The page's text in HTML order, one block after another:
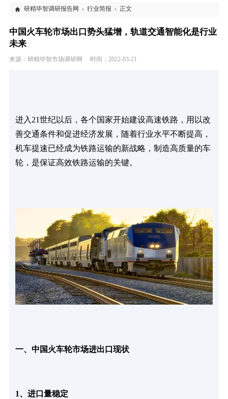
研精毕智调研报告网 行业简报 正文
中国火车轮市场出口势头猛增，轨道交通智能化是行业
未来
来源：研精毕智市场调研网 时间：2022-03-21
进入21世纪以后，各个国家开始建设高速铁路，用以改
善交通条件和促进经济发展，随着行业水平不断提高，
机车提速已经成为铁路运输的新战略，制造高质量的车
轮，是保证高效铁路运输的关键。
一、中国火车轮市场进出口现状
1、进口量稳定